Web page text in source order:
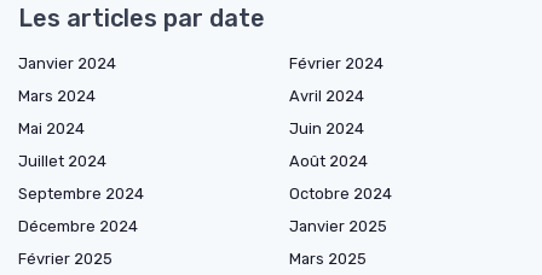
Les articles par date
Janvier 2024
Février 2024
Mars 2024
Avril 2024
Mai 2024
Juin 2024
Juillet 2024
Août 2024
Septembre 2024
Octobre 2024
Décembre 2024
Janvier 2025
Février 2025
Mars 2025